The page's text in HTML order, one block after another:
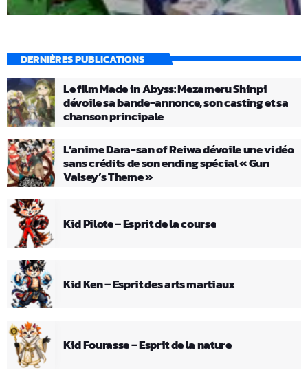
DERNIÈRES PUBLICATIONS
Le film Made in Abyss: Mezameru Shinpi
dévoile sa bande-annonce, son casting et sa
chanson principale
L’anime Dara-san of Reiwa dévoile une vidéo
sans crédits de son ending spécial « Gun
Valsey’s Theme »
Kid Pilote – Esprit de la course
Kid Ken – Esprit des arts martiaux
Kid Fourasse – Esprit de la nature